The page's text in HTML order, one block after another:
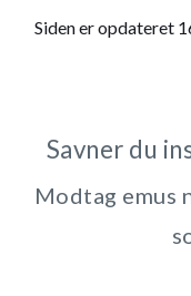
Siden er opdateret
Savner du
Modtag emus